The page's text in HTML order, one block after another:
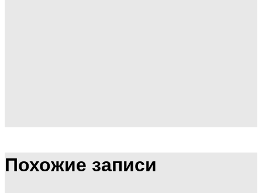
Похожие записи